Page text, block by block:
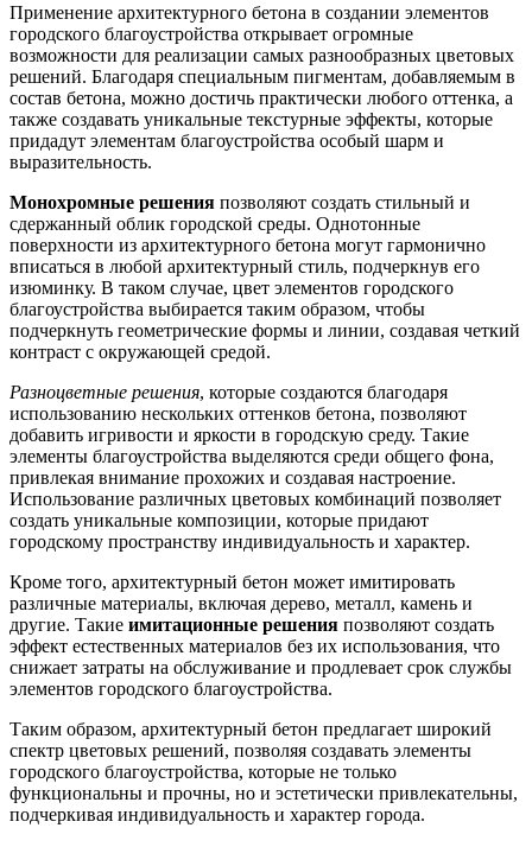
Применение архитектурного бетона в создании элементов
городского благоустройства открывает огромные
возможности для реализации самых разнообразных цветовых
решений. Благодаря специальным пигментам, добавляемым в
состав бетона, можно достичь практически любого оттенка, а
также создавать уникальные текстурные эффекты, которые
придадут элементам благоустройства особый шарм и
выразительность.
Монохромные решения позволяют создать стильный и
сдержанный облик городской среды. Однотонные
поверхности из архитектурного бетона могут гармонично
вписаться в любой архитектурный стиль, подчеркнув его
изюминку. В таком случае, цвет элементов городского
благоустройства выбирается таким образом, чтобы
подчеркнуть геометрические формы и линии, создавая четкий
контраст с окружающей средой.
Разноцветные решения, которые создаются благодаря
использованию нескольких оттенков бетона, позволяют
добавить игривости и яркости в городскую среду. Такие
элементы благоустройства выделяются среди общего фона,
привлекая внимание прохожих и создавая настроение.
Использование различных цветовых комбинаций позволяет
создать уникальные композиции, которые придают
городскому пространству индивидуальность и характер.
Кроме того, архитектурный бетон может имитировать
различные материалы, включая дерево, металл, камень и
другие. Такие имитационные решения позволяют создать
эффект естественных материалов без их использования, что
снижает затраты на обслуживание и продлевает срок службы
элементов городского благоустройства.
Таким образом, архитектурный бетон предлагает широкий
спектр цветовых решений, позволяя создавать элементы
городского благоустройства, которые не только
функциональны и прочны, но и эстетически привлекательны,
подчеркивая индивидуальность и характер города.